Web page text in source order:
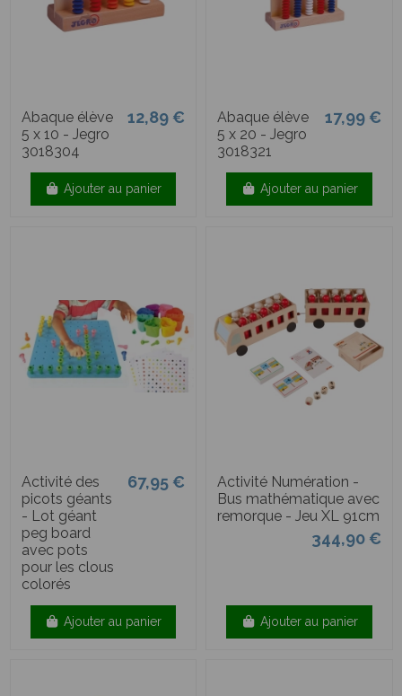
Abaque élève
5 x 10 - Jegro
3018304
12,89 €
Ajouter au panier
Abaque élève
5 x 20 - Jegro
3018321
17,99 €
Ajouter au panier
Activité des
picots géants
- Lot géant
peg board
avec pots
pour les clous
colorés
67,95 €
Ajouter au panier
Activité Numération -
Bus mathématique avec
remorque - Jeu XL 91cm
344,90 €
Ajouter au panier